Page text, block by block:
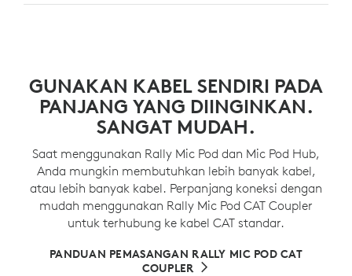
GUNAKAN KABEL SENDIRI PADA
PANJANG YANG DIINGINKAN.
SANGAT MUDAH.
Saat menggunakan Rally Mic Pod dan Mic Pod Hub,
Anda mungkin membutuhkan lebih banyak kabel,
atau lebih banyak kabel. Perpanjang koneksi dengan
mudah menggunakan Rally Mic Pod CAT Coupler
untuk terhubung ke kabel CAT standar.
PANDUAN PEMASANGAN RALLY MIC POD CAT
COUPLER